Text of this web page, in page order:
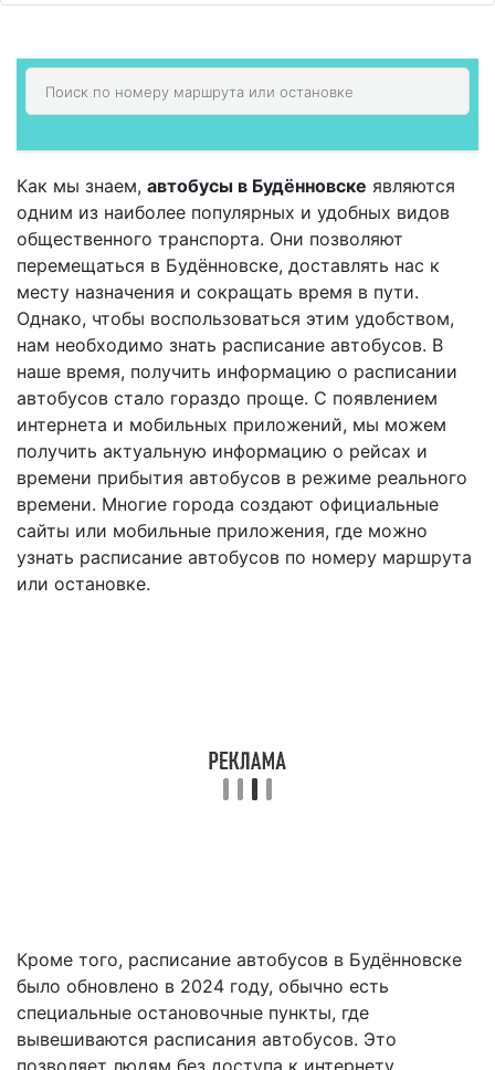
Как мы знаем, автобусы в Будённовске являются
одним из наиболее популярных и удобных видов
общественного транспорта. Они позволяют
перемещаться в Будённовске, доставлять нас к
месту назначения и сокращать время в пути.
Однако, чтобы воспользоваться этим удобством,
нам необходимо знать расписание автобусов. В
наше время, получить информацию о расписании
автобусов стало гораздо проще. С появлением
интернета и мобильных приложений, мы можем
получить актуальную информацию о рейсах и
времени прибытия автобусов в режиме реального
времени. Многие города создают официальные
сайты или мобильные приложения, где можно
узнать расписание автобусов по номеру маршрута
или остановке.
Кроме того, расписание автобусов в Будённовске
было обновлено в 2024 году, обычно есть
специальные остановочные пункты, где
вывешиваются расписания автобусов. Это
позволяет людям без доступа к интернету